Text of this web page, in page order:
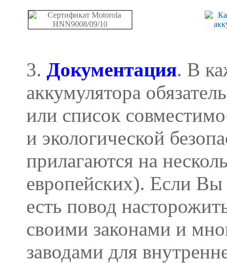
3. Документация. В
аккумулятора
или список
и экологической
прилагаются на
европейских). Если
есть повод
своими законами и
заводами для